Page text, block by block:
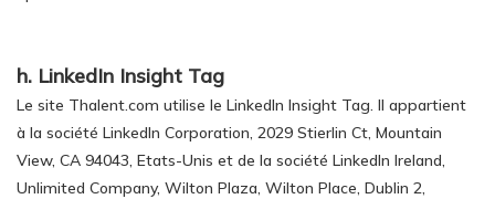
h. LinkedIn Insight Tag
Le site Thalent.com utilise le LinkedIn Insight Tag. Il appartient
à la société LinkedIn Corporation, 2029 Stierlin Ct, Mountain
View, CA 94043, Etats-Unis et de la société LinkedIn Ireland,
Unlimited Company, Wilton Plaza, Wilton Place, Dublin 2,